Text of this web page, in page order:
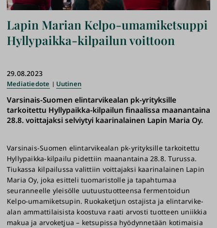
Lapin Marian Kelpo-umamiketsuppi
Hyllypaikka-kilpailun voittoon
29.08.2023
Mediatiedote Uutinen
Varsinais-Suomen elintarvikealan pk-yrityksille
tarkoitettu Hyllypaikka-kilpailun finaalissa maanantaina
28.8. voittajaksi selviytyi kaarinalainen Lapin Maria Oy.
Varsinais-Suomen elintarvikealan pk-yrityksille tarkoitettu
Hyllypaikka-kilpailu pidettiin maanantaina 28.8. Turussa.
Tiukassa kilpailussa valittiin voittajaksi kaarinalainen Lapin
Maria Oy, joka esitteli tuomaristolle ja tapahtumaa
seuranneelle yleisölle uutuustuotteensa fermentoidun
Kelpo-umamiketsupin. Ruokaketjun ostajista ja elintarvike-
alan ammattilaisista koostuva raati arvosti tuotteen uniikkia
makua ja arvoketjua – ketsupissa hyödynnetään kotimaisia